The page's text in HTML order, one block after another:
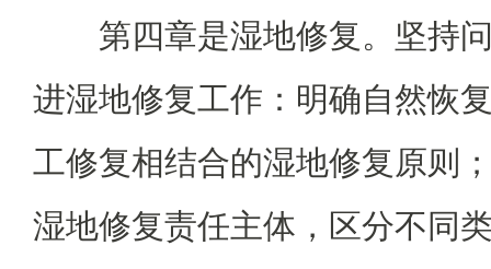
第四章是湿地修复。坚持
进湿地修复工作：明确自然恢
工修复相结合的湿地修复原则
湿地修复责任主体，区分不同